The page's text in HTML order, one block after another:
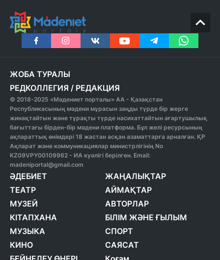
ЖОБА ТУРАЛЫ
РЕДКОЛЛЕГИЯ / РЕДАКЦИЯ
© 2018-2025 «Мәдениет порталы» АА - Қазақстан
Республикасының мәдени мұрасын заңды түрде бір жерге
жинақтайтын және тұрақты түрде насихаттайтын ағартушылық
бағыттағы бірден-бір мәдени платформа. Бұл желі ресурсының
ақпараттық өнімдері 18 жастан асқан азаматтарға арналған. ҚР
Ақпарат және коммуникациялар министрлігінің No
KZ09VPY00109962 - ИА куәлігі берілген. Email:
madeniportal@gmail.com
ӘДЕБИЕТ
ТЕАТР
МУЗЕЙ
КІТАПХАНА
МУЗЫКА
КИНО
ЖАҢАЛЫҚТАР
АЙМАҚТАР
АВТОРЛАР
БІЛІМ ЖӘНЕ ҒЫЛЫМ
СПОРТ
САЯСАТ